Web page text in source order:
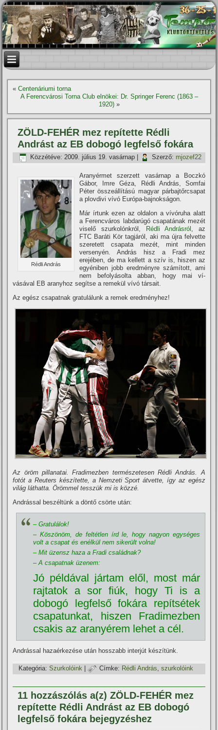
«Centenáriumi torna
A Ferencvárosi Torna Club elnökei: Dr. Springer Ferenc (1863 –
1920)»
ZÖLD-FEHÉR mez repí­tette Rédli
Andrást az EB dobogó legfelső fokára
Közzétéve: 2009. július 19. vasárnap Szerző: mjozef22
Rédli András
Aranyérmet szerzett vasárnap a Boczkó
Gábor, Imre Géza, Rédli András, Somfai
Péter összeállí­tású magyar párbajtőrcsapat
a plovdivi ví­vó Európa-bajnokságon.
Már í­rtunk ezen az oldalon a ví­vóruha alatt
a Ferencváros labdarúgó csapatának mezét
viselő szurkolónkról,
Rédli Andrásról , az
FTC Baráti Kör tagjáról, aki ma újra felvette
szeretett csapata mezét, mint minden
versenyén. András hisz a Fradi mez
erejében, de ma kellett a szí­v is, hiszen az
egyéniben jobb eredményre számí­tott, ami
nem befolyásolta abban, hogy mai ví­
vásával EB aranyhoz segí­tse a remekül ví­vó társait.
Az egész csapatnak gratulálunk a remek eredményhez!
Az öröm pillanatai. Fradimezben természetesen Rédli András. A
fotót a Reuters készí­tette, a Nemzeti Sport átvette, í­gy az egész
világ láthatta. Örömmel tesszük mi is közzé.
Andrással beszéltünk a döntő csörte után:
– Gratulálok!
– Köszönöm, de feltétlen í­rd le, hogy nagyon egységes
volt a csapat és enélkül nem sikerült volna!
– Mit üzensz haza a Fradi családnak?
– A csapatnak üzenem:
Jó példával jártam elől, most már
rajtatok a sor fiúk, hogy Ti is a
dobogó legfelső fokára repí­tsétek
csapatunkat, hiszen Fradimezben
csakis az aranyérem lehet a cél.
Andrással hazaérkezése után hosszabb interjút készí­tünk.
Kategória: Szurkolóink | Címke: Rédli András,szurkolóink
11 hozzászólás a(z) ZÖLD-FEHÉR mez
repí­tette Rédli Andrást az EB dobogó
legfelső fokára bejegyzéshez